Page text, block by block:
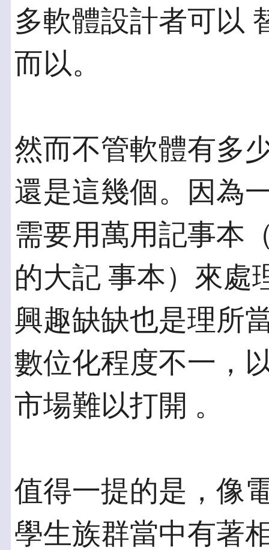
多軟體設計者可以
而以。
然而不管軟體有多
還是這幾個。因為
需要用萬用記事本
的大記 事本）來處
興趣缺缺也是理所
數位化程度不一，
市場難以打開 。
值得一提的是，像
學生族群當中有著